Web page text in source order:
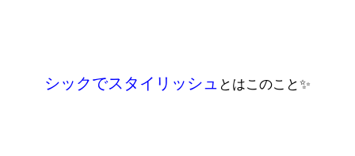
シックでスタイリッシュ とはこのこと✨